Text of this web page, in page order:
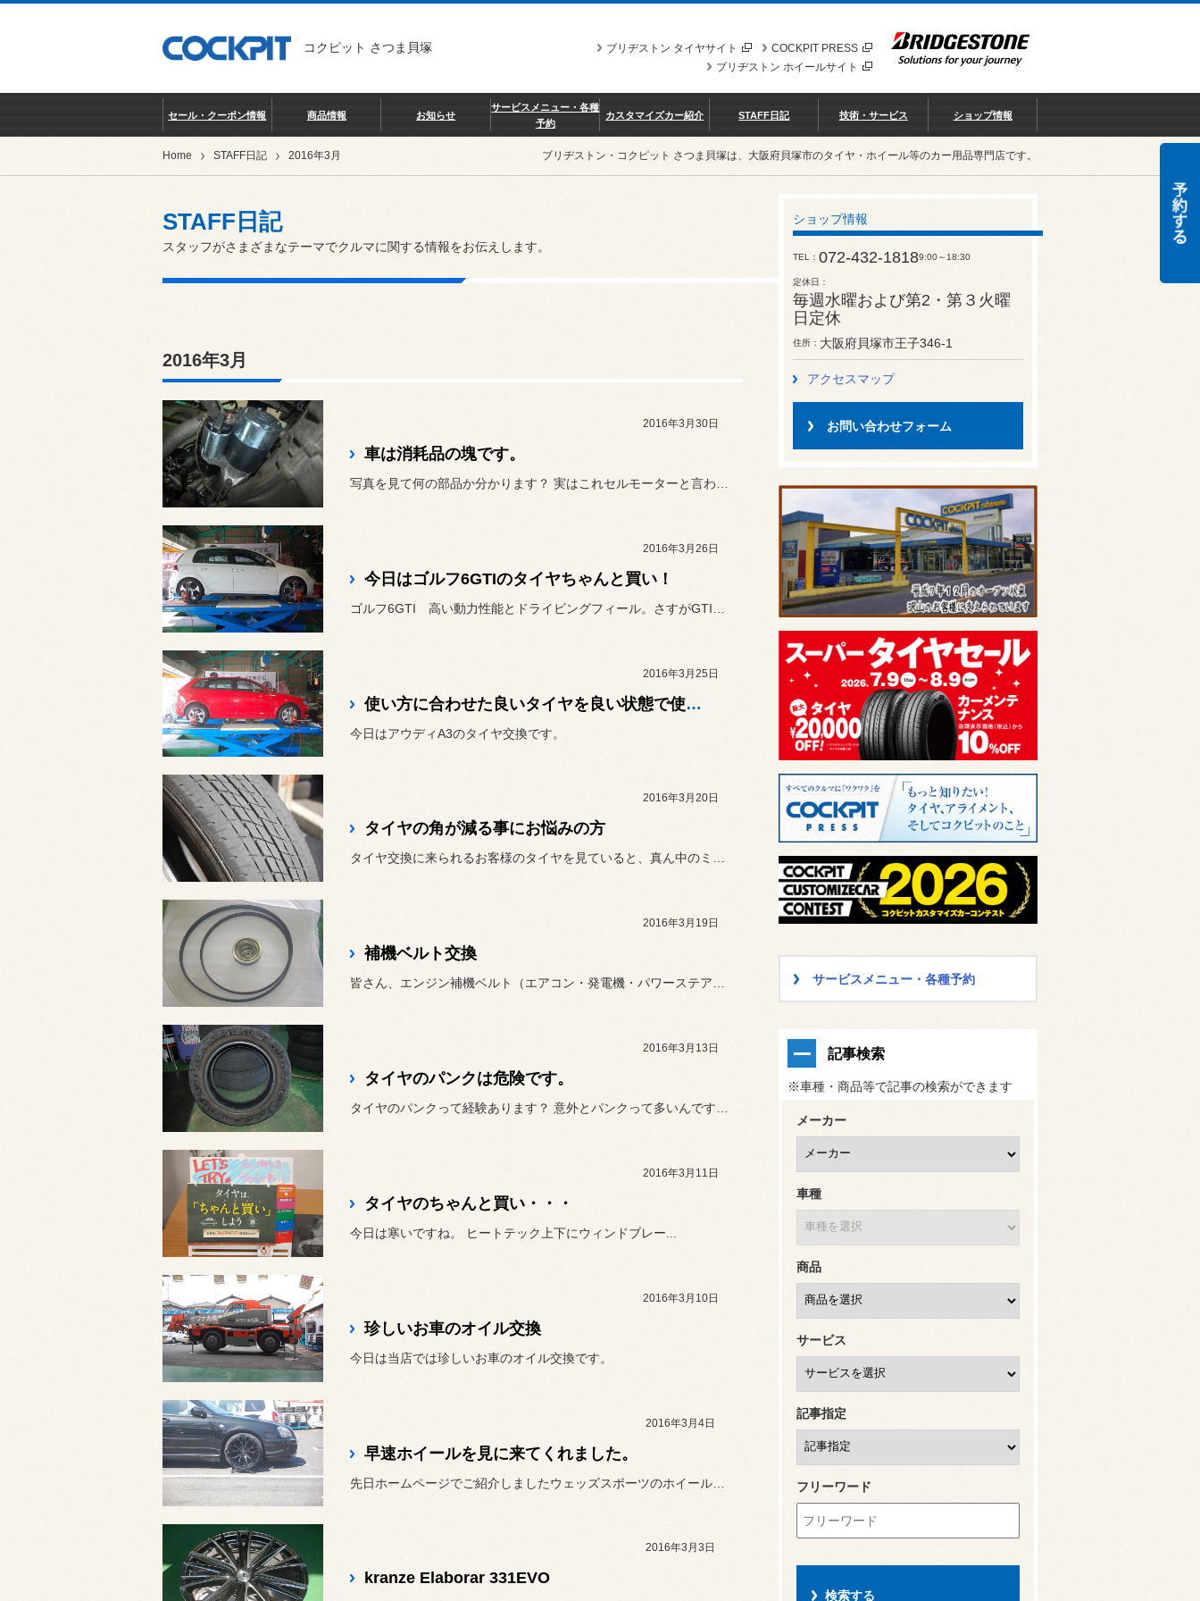
コクピット さつま貝塚 COCKPIT PRESS
ブリヂストン タイヤサイト
ブリヂストン ホイールサイト
セール・クーポン情報 商品情報 お知らせ
サービスメニュー・各種
予約
カスタマイズカー紹介 STAFF日記 技術・サービス ショップ情報
Home STAFF日記 2016年3月 ブリヂストン・コクピット さつま貝塚は、大阪府貝塚市のタイヤ・ホイール等のカー用品専門店です。
STAFF日記
スタッフがさまざまなテーマでクルマに関する情報をお伝えします。
2016年3月
2016年3月30日
車は消耗品の塊です。
2016年3月26日
今日はゴルフ6GTIのタイヤちゃんと買い！
2016年3月25日
使い方に合わせた良いタイヤを良い状態で使いましょう。
今日はアウディA3のタイヤ交換です。
2016年3月20日
タイヤの角が減る事にお悩みの方
タイヤ交換に来られるお客様のタイヤを見ていると、真ん中のミゾは残っ...
2016年3月19日
補機ベルト交換
皆さん、エンジン補機ベルト（エアコン・発電機・パワーステアリング等...
2016年3月13日
タイヤのパンクは危険です。
2016年3月11日
タイヤのちゃんと買い・・・
今日は寒いですね。 ヒートテック上下にウィンドブレー...
2016年3月10日
珍しいお車のオイル交換
今日は当店では珍しいお車のオイル交換です。
2016年3月4日
早速ホイールを見に来てくれました。
2016年3月3日
kranze Elaborar 331EVO
ショップ情報
TEL 072-432-18189:00～18:30
定休日
毎週水曜および第2・第３火曜
日定休
住所 大阪府貝塚市王子346-1
アクセスマップ
お問い合わせフォーム
サービスメニュー・各種予約
記事検索
※車種・商品等で記事の検索ができます
メーカー
車種
商品
サービス
記事指定
フリーワード